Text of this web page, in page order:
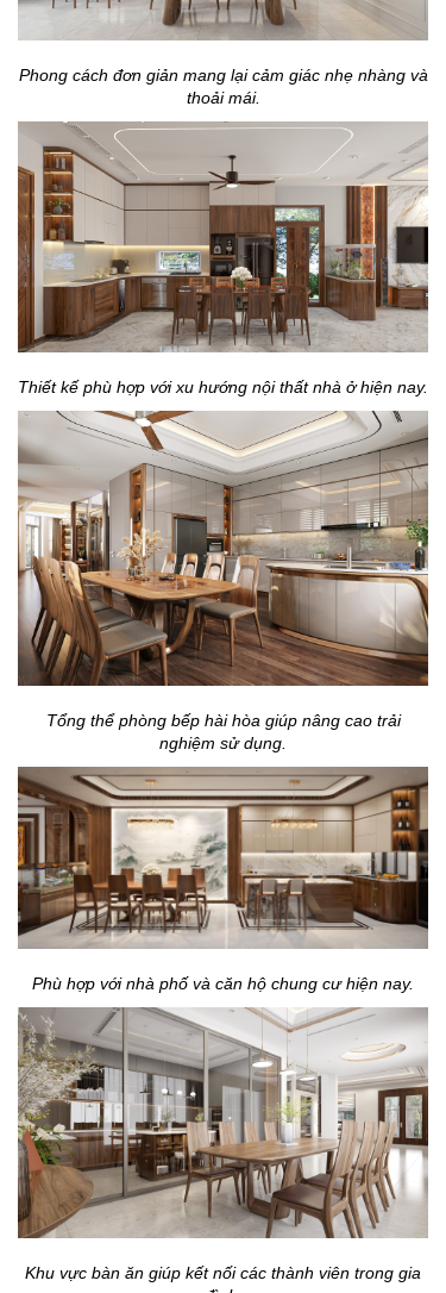
Phong cách đơn giản mang lại cảm giác nhẹ nhàng và
thoải mái.
Thiết kế phù hợp với xu hướng nội thất nhà ở hiện nay.
Tổng thể phòng bếp hài hòa giúp nâng cao trải
nghiệm sử dụng.
Phù hợp với nhà phố và căn hộ chung cư hiện nay.
Khu vực bàn ăn giúp kết nối các thành viên trong gia